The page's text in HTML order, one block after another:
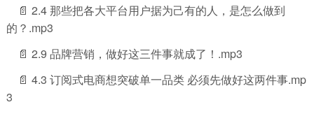
📄 2.4 那些把各大平台用户据为己有的人，是怎么做到
的？.mp3
📄 2.9 品牌营销，做好这三件事就成了！.mp3
📄 4.3 订阅式电商想突破单一品类 必须先做好这两件事.mp
3